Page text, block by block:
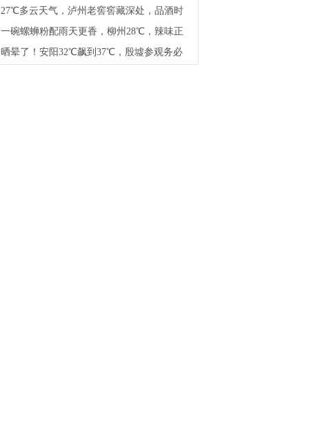
服又惬意
27℃多云天气，泸州老窖窖藏深处，品酒时
光莫过于此
一碗螺蛳粉配雨天更香，柳州28℃，辣味正
好驱散湿气
晒晕了！安阳32℃飙到37℃，殷墟参观务必